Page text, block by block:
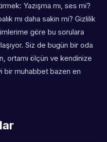
Yazışma mı, ses mi?
mı daha sakin mi? Gizlilik
göre bu sorulara
Siz de bugün bir oda
ortamı ölçün ve kendinize
bir muhabbet bazen en